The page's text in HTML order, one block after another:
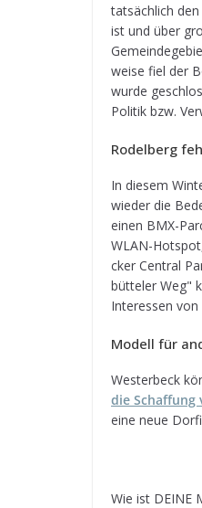
tat­säch­lich
ist und über
weise fiel der
wurde
Poli­tik bzw.
Rodel­berg
In die­sem
wie­der die
einen BMX-
WLAN-
cker Cen­tral
büt­te­ler Weg"
Inter­es­sen
Modell für
Wes­ter­beck
die Schaf­fung
eine neue
Wie ist DEINE